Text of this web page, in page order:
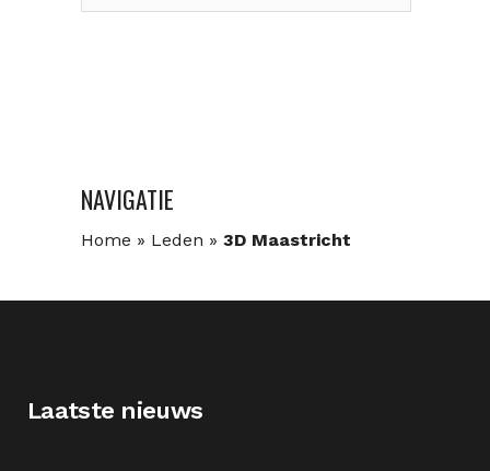
NAVIGATIE
Home » Leden » 3D Maastricht
Laatste nieuws